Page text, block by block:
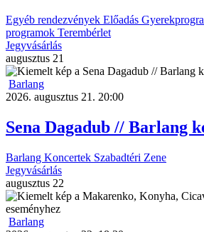
Egyéb rendezvények Előadás
programok Terembérlet
Jegyvásárlás
augusztus 21
Barlang
2026. augusztus 21. 20:00
Sena Dagadub // Barlang
Barlang Koncertek Szabadtéri Zene
Jegyvásárlás
augusztus 22
Barlang